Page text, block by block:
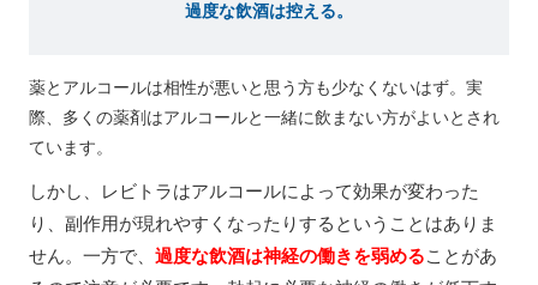
過度な飲酒は控える。
薬とアルコールは相性が悪いと思う方も少なくないはず。実
際、多くの薬剤はアルコールと一緒に飲まない方がよいとされ
ています。
しかし、レビトラはアルコールによって効果が変わった
り、副作用が現れやすくなったりするということはありま
せん。一方で、 過度な飲酒は神経の働きを弱めることがあ